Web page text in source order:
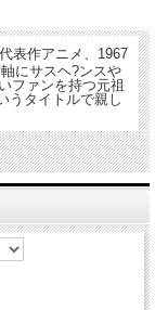
表作アニメ、1967
にサスヘ?ンスや
ファンを持つ元祖
うタイトルで親し